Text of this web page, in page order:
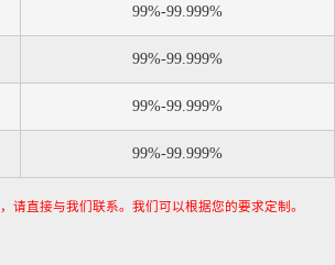
99%-99.999%
99%-99.999%
99%-99.999%
99%-99.999%
请直接与我们联系。我们可以根据您的要求定制。